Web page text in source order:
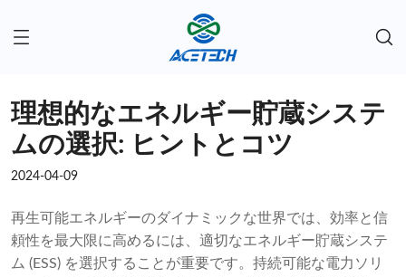
理想的なエネルギー貯蔵システ
ムの選択: ヒントとコツ
2024-04-09
再生可能エネルギーのダイナミックな世界では、効率と信
頼性を最大限に高めるには、適切なエネルギー貯蔵システ
ム (ESS) を選択することが重要です。持続可能な電力ソリ